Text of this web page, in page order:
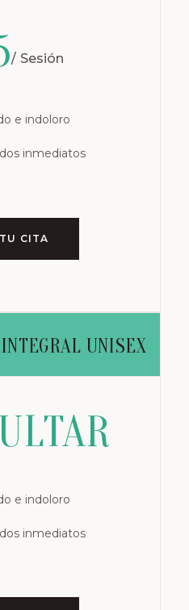
Sesión
e indoloro
inmediatos
CITA
UNISEX
e indoloro
inmediatos